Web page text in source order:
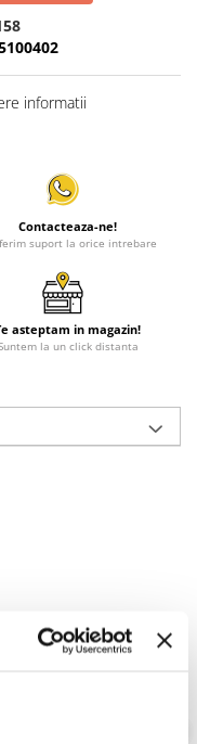
informatii
Contacteaza-ne!
suport la orice intrebare
asteptam in magazin!
la un click distanta